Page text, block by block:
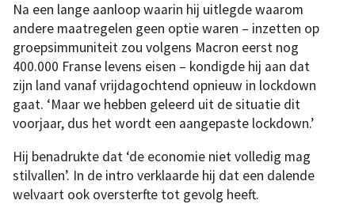
Na een lange aanloop waarin hij uitlegde waarom
andere maatregelen geen optie waren – inzetten op
groepsimmuniteit zou volgens Macron eerst nog
400.000 Franse levens eisen – kondigde hij aan dat
zijn land vanaf vrijdagochtend opnieuw in lockdown
gaat. ‘Maar we hebben geleerd uit de situatie dit
voorjaar, dus het wordt een aangepaste lockdown.’
Hij benadrukte dat ‘de economie niet volledig mag
stilvallen’. In de intro verklaarde hij dat een dalende
welvaart ook oversterfte tot gevolg heeft.